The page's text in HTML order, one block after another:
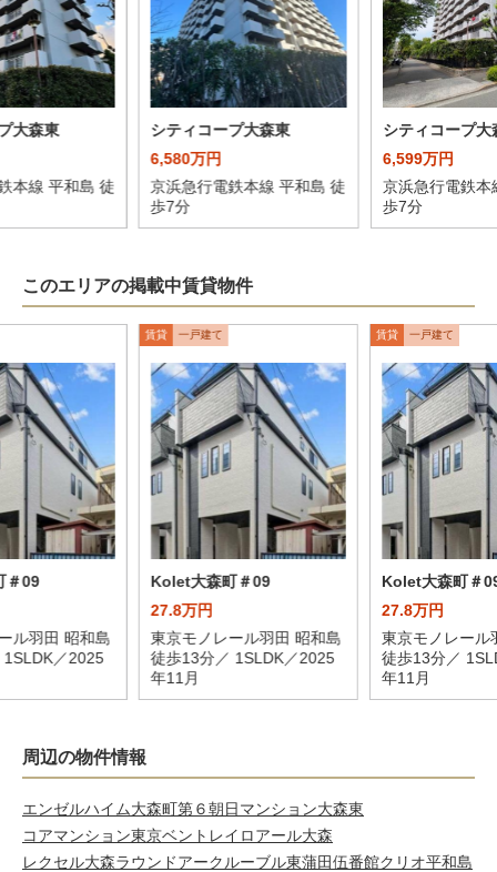
大森東
本線 平和島 徒
シティコープ大森東
6,580万円
京浜急行電鉄本線 平和島 徒
歩7分
シティコープ大
6,599万円
京浜急行電鉄本
歩7分
このエリアの掲載中賃貸物件
＃09
ル羽田 昭和島
／2025
賃貸 一戸建て
Kolet大森町＃09
27.8万円
東京モノレール羽田 昭和島
徒歩13分／ 1SLDK／2025
年11月
賃貸 一戸建て
Kolet大森町＃
27.8万円
東京モノレール
徒歩13分／
年11月
周辺の物件情報
エンゼルハイム大森町第６朝日マンション大森東
コアマンション東京ベントレイ ロアール大森
レクセル大森ラウンドアーク ルーブル東蒲田伍番館クリオ平和島